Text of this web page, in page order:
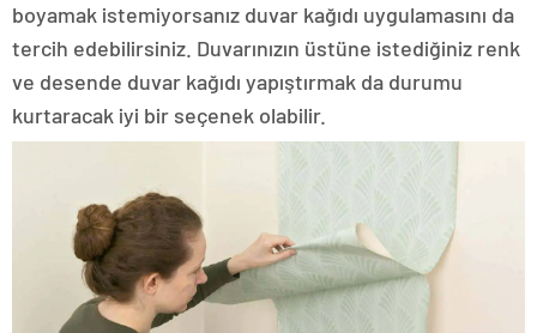
boyamak istemiyorsanız duvar kağıdı uygulamasını da
tercih edebilirsiniz. Duvarınızın üstüne istediğiniz renk
ve desende duvar kağıdı yapıştırmak da durumu
kurtaracak iyi bir seçenek olabilir.